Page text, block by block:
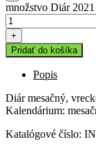
množstvo Diár
+
Pridať do košíka
Popis
Diár mesačný,
Kalendárium:
Katalógové číslo: